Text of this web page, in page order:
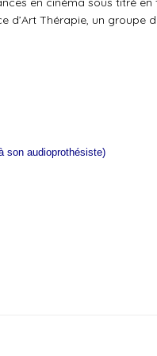
d’Art Thérapie, un groupe
son audioprothésiste)